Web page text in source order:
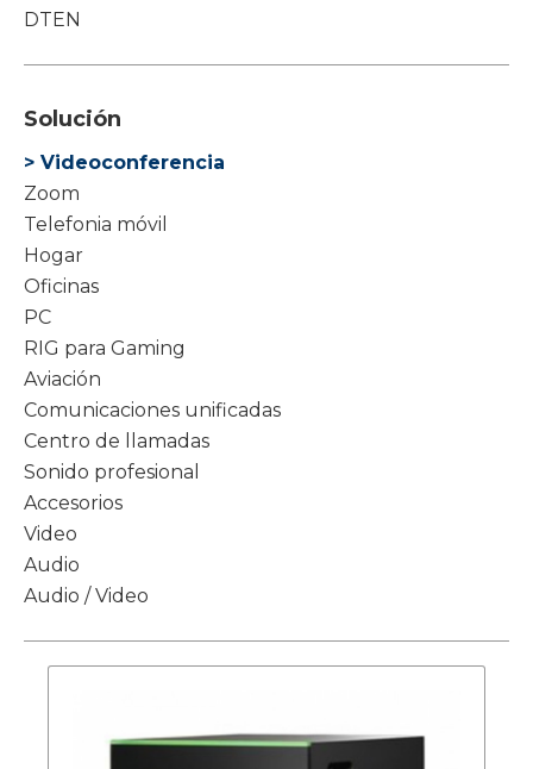
DTEN
Solución
> Videoconferencia
Zoom
Telefonia móvil
Hogar
Oficinas
PC
RIG para Gaming
Aviación
Comunicaciones unificadas
Centro de llamadas
Sonido profesional
Accesorios
Video
Audio
Audio / Video